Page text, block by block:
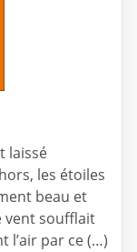
laissé
les étoiles
beau et
vent soufflait
l’air par ce (…)